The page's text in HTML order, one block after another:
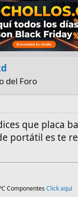
del Foro
que placa
portátil es te
ComponentesClick aquí